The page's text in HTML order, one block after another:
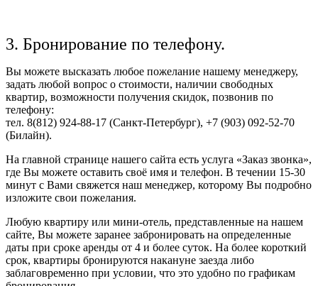
3. Бронирование по телефону.
Вы можете высказать любое пожелание нашему менеджеру,
задать любой вопрос о стоимости, наличии свободных
квартир, возможности получения скидок, позвонив по
телефону:
тел. 8(812) 924-88-17 (Санкт-Петербург), +7 (903) 092-52-70
(Билайн).
На главной странице нашего сайта есть услуга «Заказ звонка»,
где Вы можете оставить своё имя и телефон. В течении 15-30
минут с Вами свяжется наш менеджер, которому Вы подробно
изложите свои пожелания.
Любую квартиру или мини-отель, представленные на нашем
сайте, Вы можете заранее забронировать на определенные
даты при сроке аренды от 4 и более суток. На более короткий
срок, квартиры бронируются накануне заезда либо
заблаговременно при условии, что это удобно по графикам